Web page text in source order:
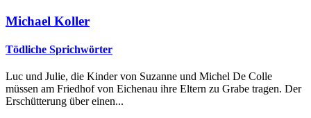
Michael Koller
Tödliche Sprichwörter
Luc und Julie, die Kinder von Suzanne und Michel De Colle
müssen am Friedhof von Eichenau ihre Eltern zu Grabe tragen. Der
Erschütterung über einen...